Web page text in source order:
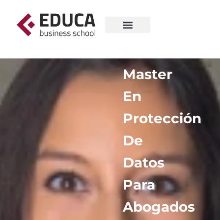
Master
En
Protección
De
Datos
Para
Abogados